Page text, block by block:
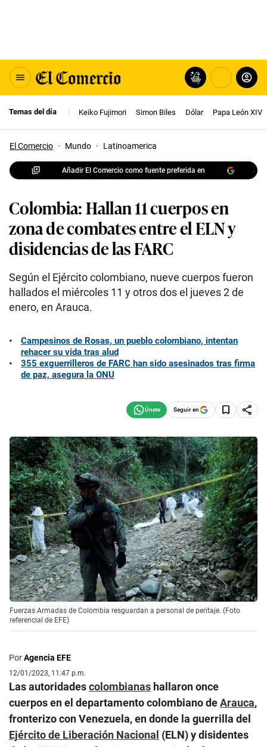
Temas del día Keiko Fujimori Simon Biles Dólar Papa León XIV
El Comercio · Mundo · Latinoamerica
Añadir El Comercio como fuente preferida en
Colombia: Hallan 11 cuerpos en
zona de combates entre el ELN y
disidencias de las FARC
Según el Ejército colombiano, nueve cuerpos fueron
hallados el miércoles 11 y otros dos el jueves 2 de
enero, en Arauca.
Campesinos de Rosas, un pueblo colombiano, intentan
rehacer su vida tras alud
355 exguerrilleros de FARC han sido asesinados tras firma
de paz, asegura la ONU
Seguir en
Fuerzas Armadas de Colombia resguardan a personal de peritaje. (Foto
referencial de EFE)
PorAgencia EFE
12/01/2023, 11:47 p.m.
Las autoridadescolombianas hallaron once
cuerpos en el departamento colombiano deArauca,
fronterizo con Venezuela, en donde la guerrilla del
Ejército de Liberación Nacional (ELN) y disidentes